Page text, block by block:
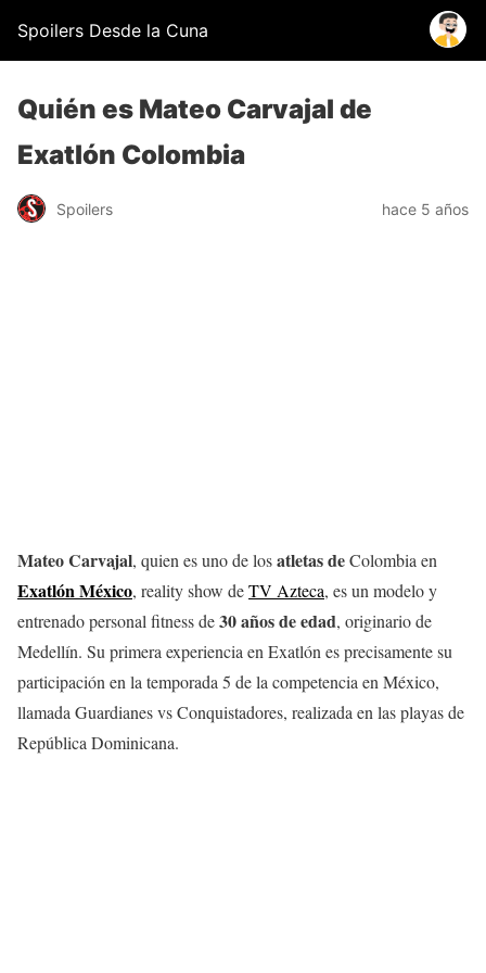
Spoilers Desde la Cuna
Quién es Mateo Carvajal de
Exatlón Colombia
Spoilers hace 5 años
Mateo Carvajal, quien es uno de losatletas deColombia en
Exatlón México, reality show deTV Azteca, es un modelo y
entrenado personal fitness de30 años de edad, originario de
Medellín. Su primera experiencia en Exatlón es precisamente su
participación en la temporada 5 de la competencia en México,
llamada Guardianes vs Conquistadores, realizada en las playas de
República Dominicana.